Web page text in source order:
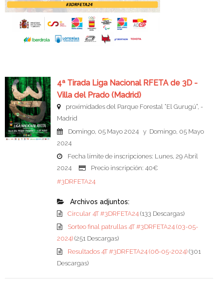
4ª Tirada Liga Nacional RFETA de 3D -
Villa del Prado (Madrid)
proximidades del Parque Forestal “El Gurugú”, -
Madrid
Domingo, 05 Mayo 2024 y Domingo, 05 Mayo
2024
Fecha límite de inscripciones: Lunes, 29 Abril
2024
Precio inscripción: 40€
#3DRFETA24
Archivos adjuntos:
Circular 4T #3DRFETA24 (133 Descargas)
Sorteo final patrullas 4T #3DRFETA24 (03-05-
2024) (251 Descargas)
Resultados 4T #3DRFETA24 (06-05-2024) (301
Descargas)